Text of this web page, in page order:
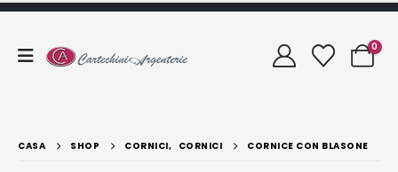
0
CASA SHOP CORNICI, CORNICI CORNICE CON BLASONE